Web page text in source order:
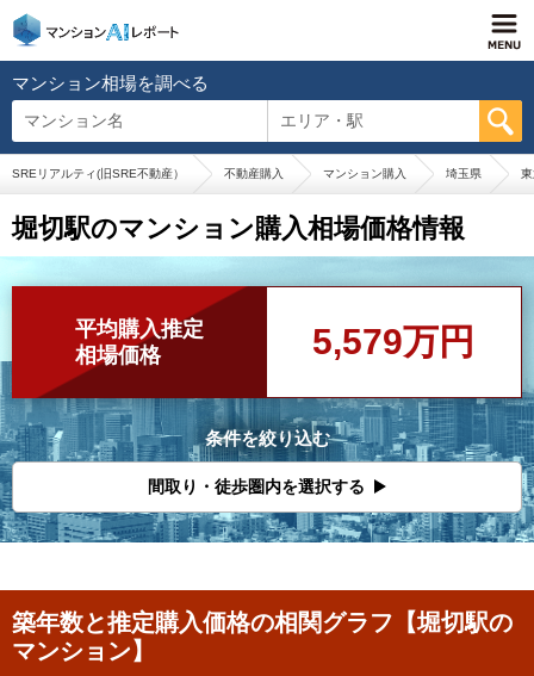
マンション相場を調べる
マンション名 エリア・駅
SREリアルティ(旧SRE不動産） 不動産購入 マンション購入 埼玉県
堀切駅のマンション購入相場価格情報
平均購入推定
相場価格
5,579万円
条件を絞り込む
間取り・徒歩圏内を選択する
築年数と推定購入価格の相関グラフ【堀切駅の
マンション】